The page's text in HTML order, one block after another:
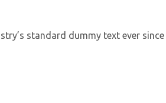
standard dummy text ever